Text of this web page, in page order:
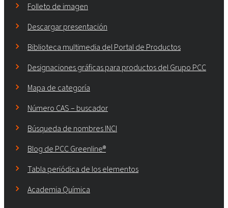
Folleto de imagen
Descargar presentación
Biblioteca multimedia del Portal de Productos
Designaciones gráficas para productos del Grupo PCC
Mapa de categoría
Número CAS – buscador
Búsqueda de nombres INCI
Blog de PCC Greenline®
Tabla periódica de los elementos
Academia Química